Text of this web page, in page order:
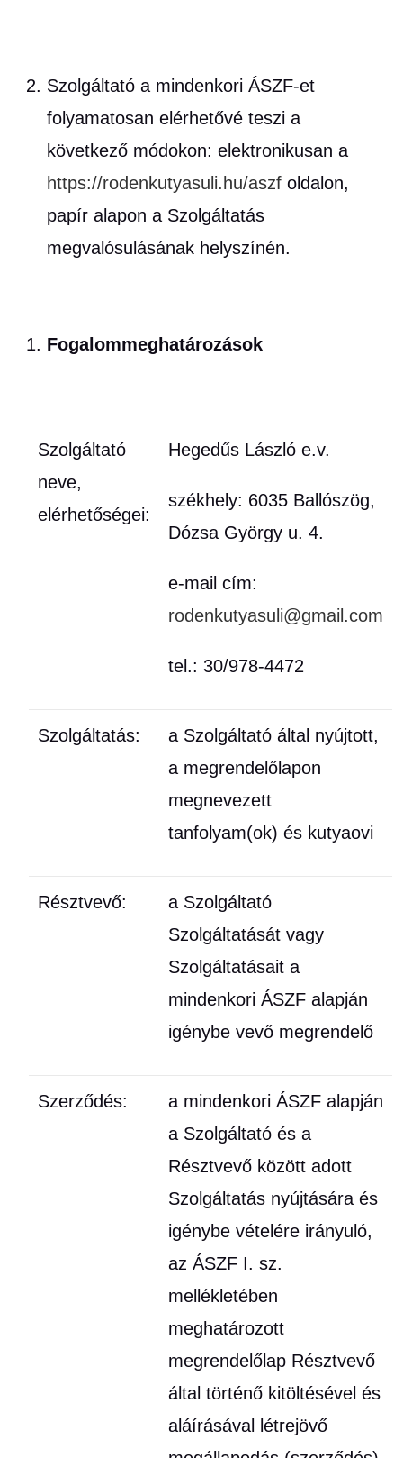
Szolgáltató a mindenkori ÁSZF-et
folyamatosan elérhetővé teszi a
következő módokon: elektronikusan a
https://rodenkutyasuli.hu/aszf oldalon,
papír alapon a Szolgáltatás
megvalósulásának helyszínén.
Fogalommeghatározások
Szolgáltató
neve,
elérhetőségei:
Hegedűs László e.v.
székhely: 6035 Ballószög,
Dózsa György u. 4.
e-mail cím:
rodenkutyasuli@gmail.com
tel.: 30/978-4472
Szolgáltatás:
a Szolgáltató által nyújtott,
a megrendelőlapon
megnevezett
tanfolyam(ok) és kutyaovi
Résztvevő:
a Szolgáltató
Szolgáltatását vagy
Szolgáltatásait a
mindenkori ÁSZF alapján
igénybe vevő megrendelő
Szerződés:
a mindenkori ÁSZF alapján
a Szolgáltató és a
Résztvevő között adott
Szolgáltatás nyújtására és
igénybe vételére irányuló,
az ÁSZF I. sz.
mellékletében
meghatározott
megrendelőlap Résztvevő
által történő kitöltésével és
aláírásával létrejövő